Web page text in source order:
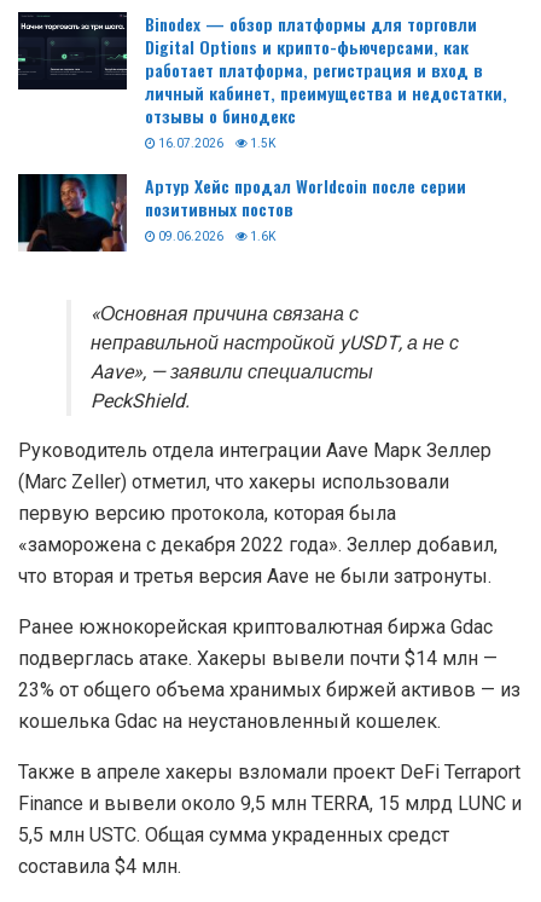
Binodex — обзор платформы для торговли
Digital Options и крипто-фьючерсами, как
работает платформа, регистрация и вход в
личный кабинет, преимущества и недостатки,
отзывы о бинодекс
16.07.2026 1.5K
Артур Хейс продал Worldcoin после серии
позитивных постов
09.06.2026 1.6K
«Основная причина связана с
неправильной настройкой yUSDT, а не с
Aave», — заявили специалисты
PeckShield.
Руководитель отдела интеграции Aave Марк Зеллер
(Marc Zeller) отметил, что хакеры использовали
первую версию протокола, которая была
«заморожена с декабря 2022 года». Зеллер добавил,
что вторая и третья версия Aave не были затронуты.
Ранее южнокорейская криптовалютная биржа Gdac
подверглась атаке. Хакеры вывели почти $14 млн —
23% от общего объема хранимых биржей активов — из
кошелька Gdac на неустановленный кошелек.
Также в апреле хакеры взломали проект DeFi Terraport
Finance и вывели около 9,5 млн TERRA, 15 млрд LUNC и
5,5 млн USTC. Общая сумма украденных средст
составила $4 млн.